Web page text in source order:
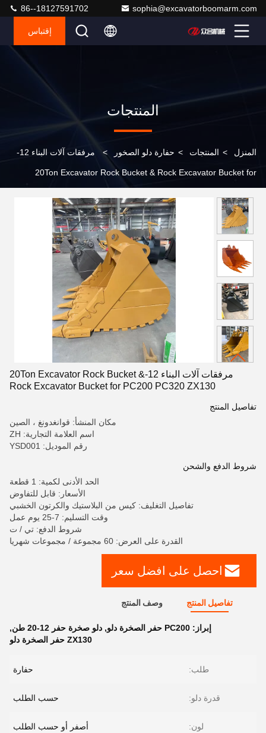
sophia@excavatorboomarm.com
86--18127591702
إقتباس
المنتجات
المنزل > المنتجات > حفارة دلو الصخور > مرفقات آلات البناء 12-
20Ton Excavator Rock Bucket & Rock Excavator Bucket for
مرفقات آلات البناء 12-20Ton Excavator Rock Bucket &
Rock Excavator Bucket for PC200 PC320 ZX130
تفاصيل المنتج
مكان المنشأ: قوانغدونغ ، الصين
اسم العلامة التجارية: ZH
رقم الموديل: YSD001
شروط الدفع والشحن
الحد الأدنى لكمية: 1 قطعة
الأسعار: قابل للتفاوض
تفاصيل التغليف: كيس من البلاستيك والكرتون الخشبي
وقت التسليم: 7-25 يوم عمل
شروط الدفع: تي / ت
القدرة على العرض: 60 مجموعة / مجموعات شهريا
احصل على افضل سعر
تفاصيل المنتج وصف المنتج
إبراز: PC200 حفر الصخرة دلو , دلو صخرة حفر 12-20 طن
,
ZX130 حفر الصخرة دلو
طلب: حفارة
قدرة دلو: حسب الطلب
لون: أصفر أو حسب الطلب